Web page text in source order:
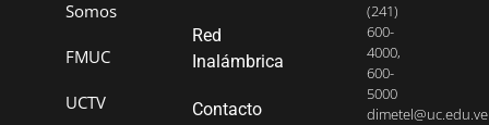
Somos
FMUC
UCTV
Red
Inalámbrica
Contacto
(241)
600-
4000,
600-
5000
dimetel@uc.edu.ve